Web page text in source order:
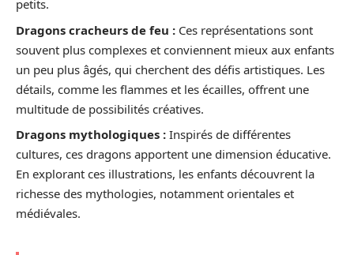
petits.
Dragons cracheurs de feu : Ces représentations sont
souvent plus complexes et conviennent mieux aux enfants
un peu plus âgés, qui cherchent des défis artistiques. Les
détails, comme les flammes et les écailles, offrent une
multitude de possibilités créatives.
Dragons mythologiques : Inspirés de différentes
cultures, ces dragons apportent une dimension éducative.
En explorant ces illustrations, les enfants découvrent la
richesse des mythologies, notamment orientales et
médiévales.